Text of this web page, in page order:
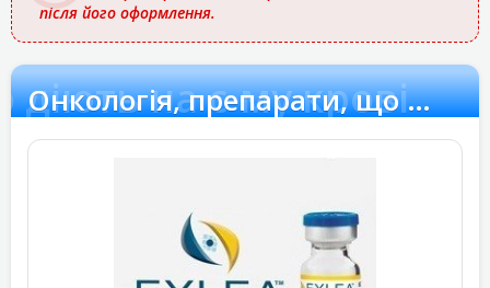
після його оформлення.
на с-му кровіОнкологія, препарати, що діють на с-му крові